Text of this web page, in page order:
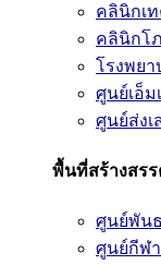
คลินิกเ
คลินิกโ
โรงพยา
ศูนย์เอ็ม
ศูนย์ส่งเ
พื้นที่สร้างสรร
ศูนย์พัน
ศูนย์กีฬ